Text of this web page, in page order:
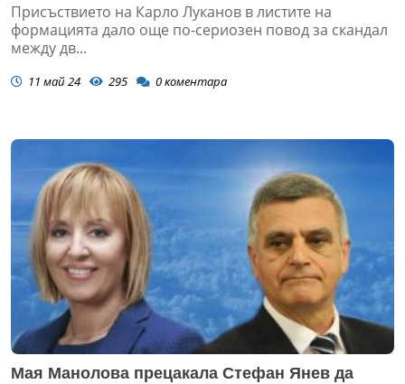
Присъствието на Карло Луканов в листите на
формацията дало още по-сериозен повод за скандал
между дв...
11 май 24 295 0коментара
Мая Манолова прецакала Стефан Янев да